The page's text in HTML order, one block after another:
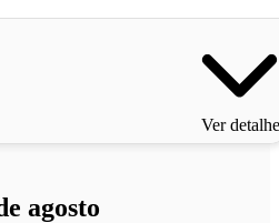
Ver
agosto